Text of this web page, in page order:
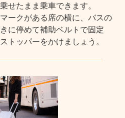
せたまま乗車できます。
ークがある席の横に、バスの
に停めて補助ベルトで固定
トッパーをかけましょう。